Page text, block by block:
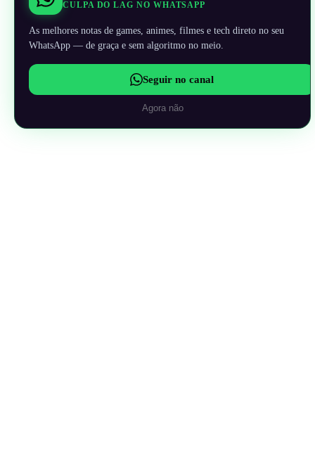
CULPA DO LAG NO WHATSAPP
As melhores notas de games, animes, filmes e tech direto no seu
WhatsApp — de graça e sem algoritmo no meio.
Seguir no canal
Agora não